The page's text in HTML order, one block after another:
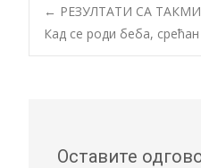
Post
← РЕЗУЛТАТИ СА
Кад се роди беба,
Оставите